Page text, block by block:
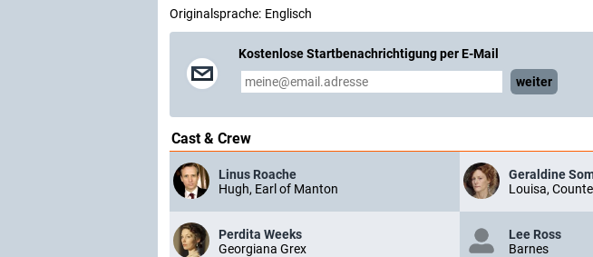
Originalsprache: Englisch
Kostenlose Startbenachrichtigung per E-Mail
weiter
Cast & Crew
Linus Roache
Hugh, Earl of Manton
Geraldine
Louisa,
Perdita Weeks
Georgiana Grex
Lee Ross
Barnes